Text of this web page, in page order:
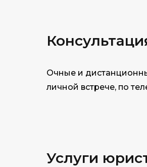
Очные и
личной встрече, по
Услуги